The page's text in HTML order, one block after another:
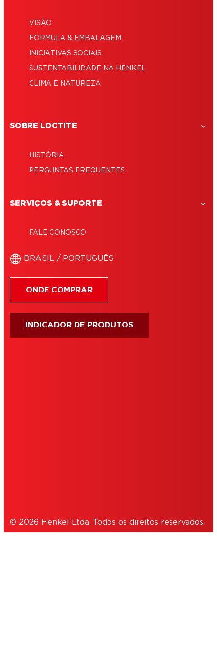
VISÃO
FÓRMULA & EMBALAGEM
INICIATIVAS SOCIAIS
SUSTENTABILIDADE NA HENKEL
CLIMA E NATUREZA
SOBRE LOCTITE
HISTÓRIA
PERGUNTAS FREQUENTES
SERVIÇOS & SUPORTE
FALE CONOSCO
BRASIL / PORTUGUÊS
ONDE COMPRAR
INDICADOR DE PRODUTOS
© 2026 Henkel Ltda. Todos os direitos reservados.